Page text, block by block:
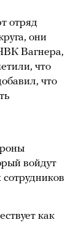
отряд
они
Вагнера,
что
что
войдут
как